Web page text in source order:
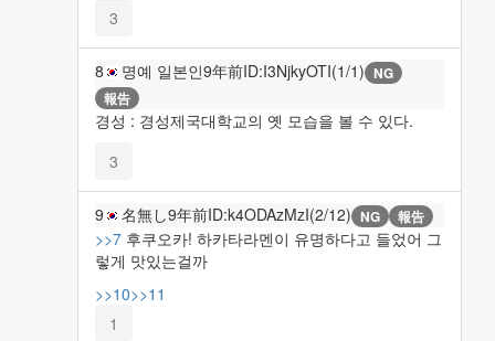
3
8 명예 일본인9年前ID:I3NjkyOTI(1/1) NG
報告
경성 : 경성제국대학교의 옛 모습을 볼 수 있다.
3
9 名無し9年前ID:k4ODAzMzI(2/12) NG 報告
>>7 후쿠오카! 하카타라멘이 유명하다고 들었어 그
렇게 맛있는걸까
>>10>>11
1